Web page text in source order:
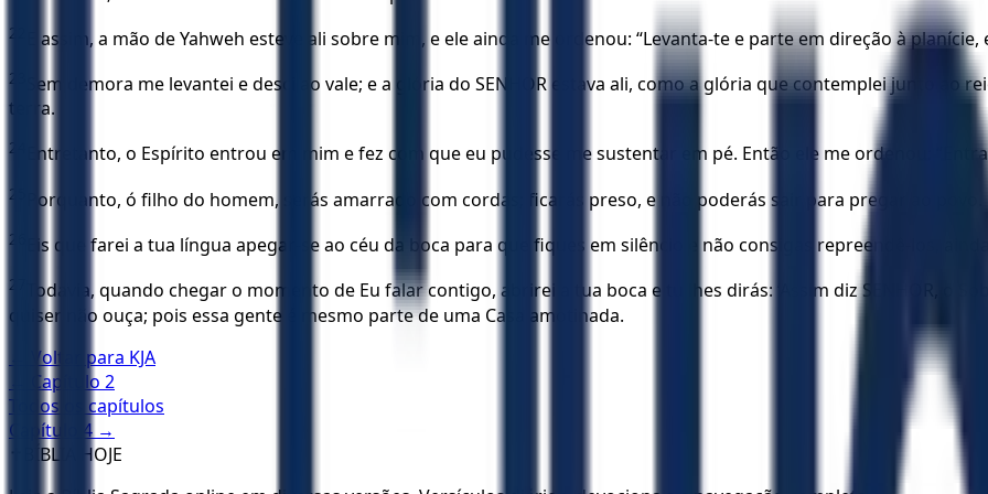
22 E assim, a mão de Yahweh esteve ali sobre mim, e ele ainda me ordenou: “Levanta-te e parte em direção à
23
Sem demora me levantei e desci ao vale; e a glória do SENHOR estava ali, como a glória que contemplei junto ao
terra.
24 Entretanto, o Espírito entrou em mim e fez com que eu pudesse me sustentar em pé. Então ele me ordenou:
25 Porquanto, ó filho do homem, serás amarrado com cordas; ficarás preso, e não poderás sair para pregar ao povo.
26 Eis que farei a tua língua apegar-se ao céu da boca para que fiques em silêncio e não consigas repreendê-los,
27
Todavia, quando chegar o momento de Eu falar contigo, abrirei a tua boca e tu lhes dirás: ‘Assim diz SENHOR, o
quiser não ouça; pois essa gente é mesmo parte de uma Casa amotinada.
← Voltar para KJA
← Capítulo 2
Todos os capítulos
Capítulo
4 →
BÍBLIA HOJE